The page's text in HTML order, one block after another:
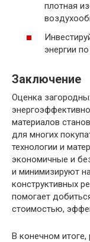
плотная
энергии
Заключение
Оценка
материалов
для многих
технологии и
экономичные и
и минимизируют
конструктивных
помогает
стоимостью,
В конечном